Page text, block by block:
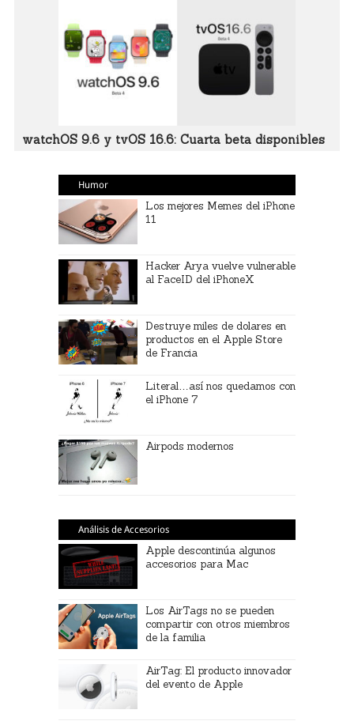
watchOS 9.6 y tvOS 16.6: Cuarta beta disponibles
Humor
Los mejores Memes del iPhone
11
Hacker Arya vuelve vulnerable
al FaceID del iPhoneX
Destruye miles de dolares en
productos en el Apple Store
de Francia
Literal…así nos quedamos con
el iPhone 7
Airpods modernos
Análisis de Accesorios
Apple descontinúa algunos
accesorios para Mac
Los AirTags no se pueden
compartir con otros miembros
de la familia
AirTag: El producto innovador
del evento de Apple